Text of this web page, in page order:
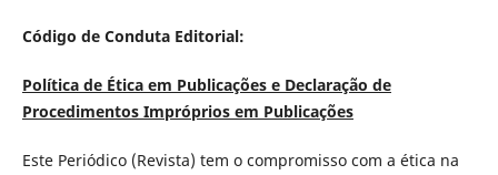
Código de Conduta Editorial:
Política de Ética em Publicações e Declaração de
Procedimentos Impróprios em Publicações
Este Periódico (Revista) tem o compromisso com a ética na